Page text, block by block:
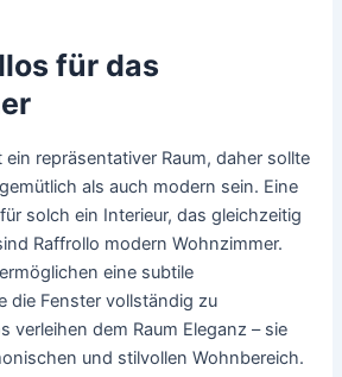
für das
repräsentativer Raum, daher sollte
als auch modern sein. Eine
solch ein Interieur, das gleichzeitig
Raffrollo modern Wohnzimmer.
eine subtile
die Fenster vollständig zu
verleihen dem Raum Eleganz – sie
und stilvollen Wohnbereich.